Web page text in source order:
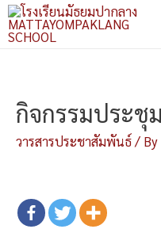
กิจกรรมประชุ
วารสารประชาสัมพันธ์/ By